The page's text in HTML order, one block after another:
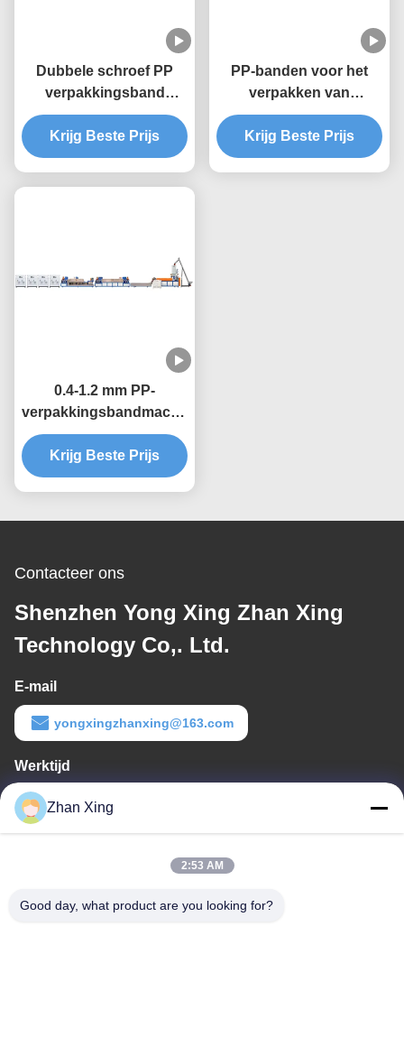
Dubbele schroef PP
verpakkingsband
maken machine, 9mm
PP band
extruderingsmachine
Krijg Beste Prijs
PP-banden voor het
verpakken van
sandwichgordels 4
strips twin screw
extruder
Krijg Beste Prijs
0.4-1.2 mm PP-
verpakkingsbandmachine
met dubbele schroef
extrusieproductielijn
Krijg Beste Prijs
Contacteer ons
Shenzhen Yong Xing Zhan Xing
Technology Co,. Ltd.
E-mail
yongxingzhanxing@163.com
Werktijd
8:00-20:00
Ons adres
de bijlage bij Verordening (EG) nr. 1225/2009 vermelde
Zhan Xing
2:53 AM
Good day, what product are you looking for?